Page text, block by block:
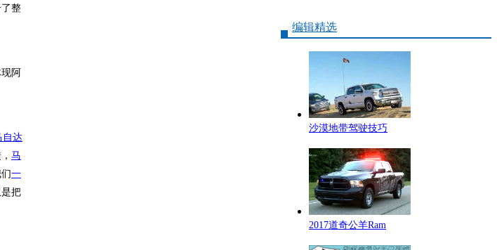
整
阿
自达
马
一
把
编辑精选
沙漠地带驾驶技巧
2017道奇公羊Ram